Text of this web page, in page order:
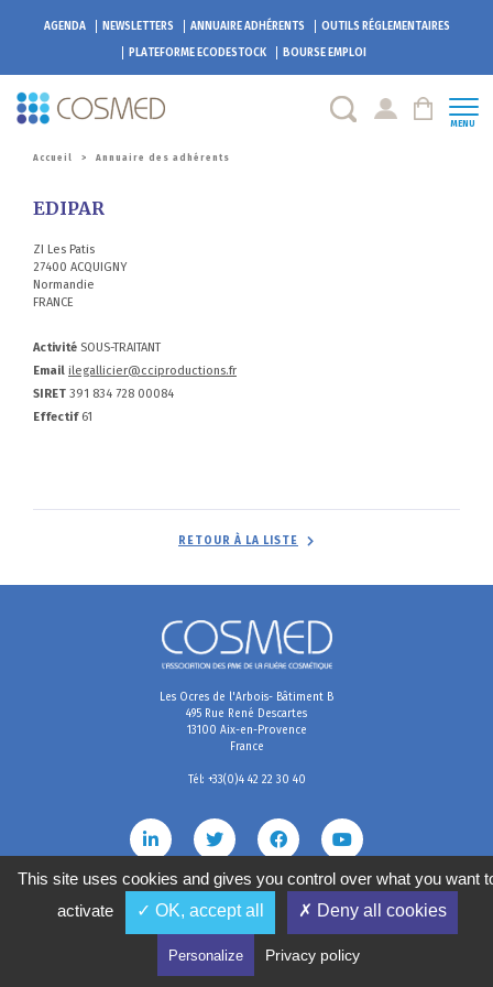
AGENDA NEWSLETTERS ANNUAIRE ADHÉRENTS
OUTILS RÉGLEMENTAIRES
PLATEFORMEECODESTOCK BOURSE EMPLOI
MENU
Accueil > Annuaire des adhérents
EDIPAR
ZI Les Patis
27400 ACQUIGNY
Normandie
FRANCE
Activité SOUS-TRAITANT
Email ilegallicier@cciproductions.fr
SIRET 391 834 728 00084
Effectif61
RETOUR À LA LISTE
Les Ocres de l'Arbois- Bâtiment B
495 Rue René Descartes
13100 Aix-en-Provence
France
Tél: +33(0)4 42 22 30 40
Mentions légales Conditions générales de vente Politique de confidentialité
Gestion des cookies
2020© COSMED, tous droits réservés. Réalisé par
This site uses cookies and gives you control over what you want
activate
✓ OK, accept all ✗ Deny all cookies
Personalize Privacy policy